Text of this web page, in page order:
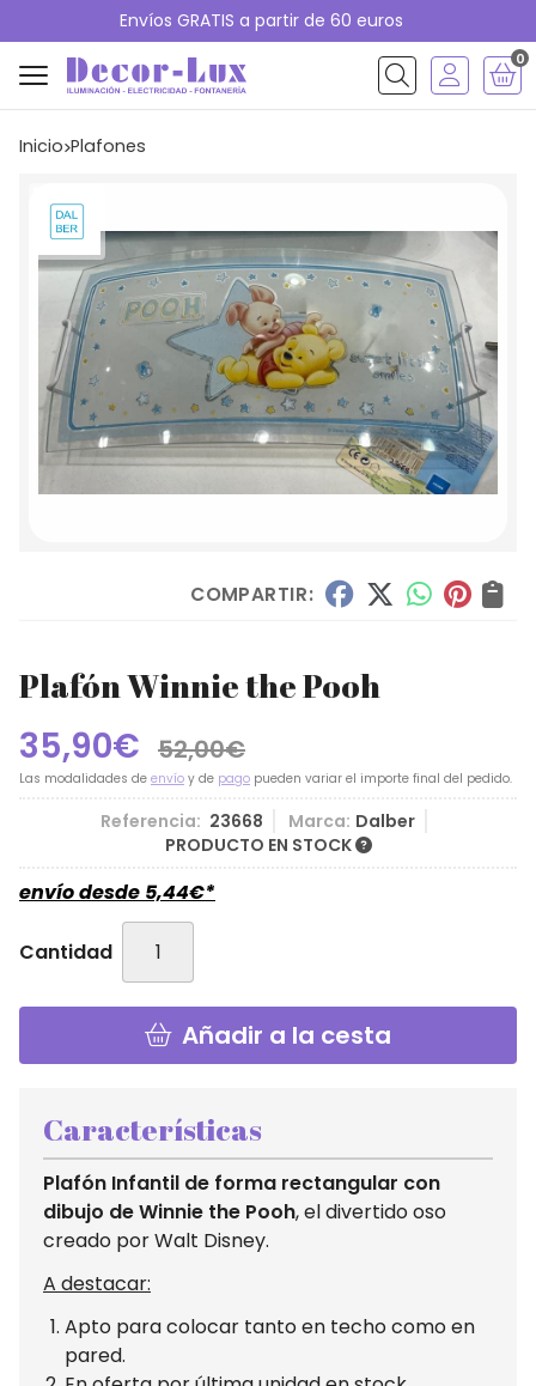
Envíos GRATIS a partir de 60 euros
Buscar
0
Inicio plafones
COMPARTIR:
Plafón Winnie the Pooh
35,90€ 52,00€
Las modalidades de envío y de pago pueden variar el importe final del pedido.
Referencia: 23668 Marca: Dalber
PRODUCTO EN STOCK
envío desde 5,44€*
Cantidad
Añadir a la cesta
Características
Plafón Infantil de forma rectangular con
dibujo de Winnie the Pooh, el divertido oso
creado por Walt Disney.
A destacar:
Apto para colocar tanto en techo como en
pared.